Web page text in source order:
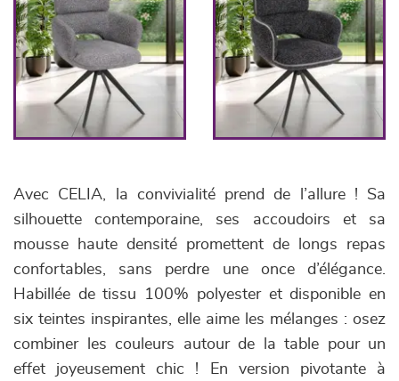
Avec CELIA, la convivialité prend de l’allure ! Sa
silhouette contemporaine, ses accoudoirs et sa
mousse haute densité promettent de longs repas
confortables, sans perdre une once d’élégance.
Habillée de tissu 100% polyester et disponible en
six teintes inspirantes, elle aime les mélanges : osez
combiner les couleurs autour de la table pour un
effet joyeusement chic ! En version pivotante à